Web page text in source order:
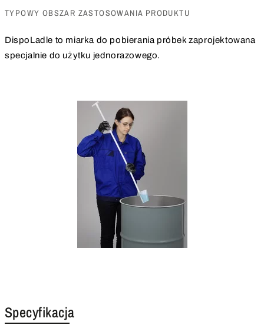
TYPOWY OBSZAR ZASTOSOWANIA PRODUKTU
DispoLadle to miarka do pobierania próbek zaprojektowana
specjalnie do użytku jednorazowego.
Specyfikacja